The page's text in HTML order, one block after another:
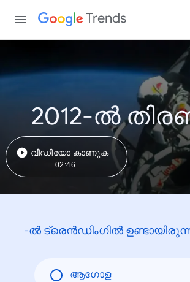
Trends
2012-ൽ
വീഡിയോ കാണുക
02:46
-ൽ ട്രെൻഡിംഗിൽ
ആഗോള